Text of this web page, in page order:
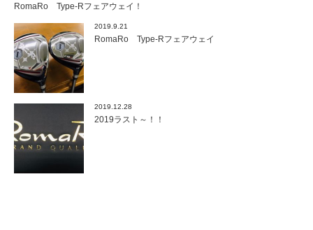
RomaRo Type-Rフェアウェイ！
2019.9.21
RomaRo Type-Rフェアウェイ
2019.12.28
2019ラスト～！！